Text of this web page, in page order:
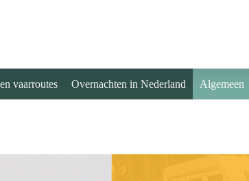
vaarroutes Overnachten in Nederland Algemeen